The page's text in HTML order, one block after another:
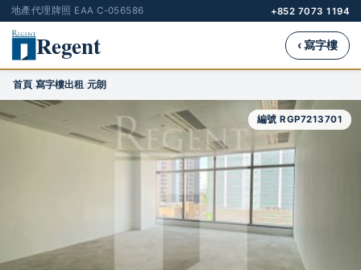
地產代理牌照 EAA C-056586 +852 7073 1194
Regent ‹ 寫字樓
首頁›寫字樓出租›元朗
編號 RGP7213701